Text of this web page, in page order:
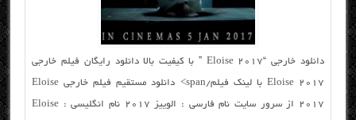
دانلود خارجی “Eloise 2017 ” با کیفیت بالا دانلود رایگان فیلم خارجی
Eloise 2017 با لینک فیلم/span> دانلود مستقیم فیلم خارجی Eloise
2017 از سرور سایت نام فارسی : الوییز ۲۰۱۷ نام انگلیسی : Eloise